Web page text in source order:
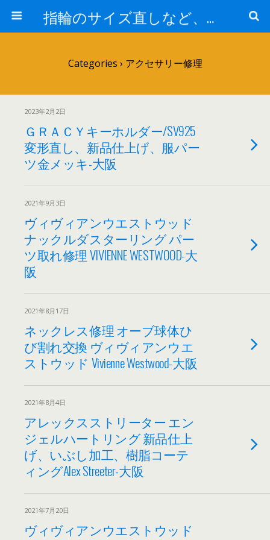
指輪のサイズ直しなど、アクセサリーの修理実例集
Categories › アクセサリー修理
2023年2月2日
ＧＲＡＣＹキーホルダー/SV925
変形直し、新品仕上げ、服パー
ツ金メッキ-大阪
2021年9月3日
ヴィヴィアンウエストウッド
ナックルダスターリング パー
ツ取れ修理 VIVIENNE WESTWOOD-大
阪
2021年8月17日
ネックレス修理 オーブ球体ひ
び割れ交換 ヴィヴィアンウエ
ストウッド Vivienne Westwood-大阪
2021年8月4日
アレックスストリーター エン
ジェルハートリング 新品仕上
げ、いぶし加工、樹脂コーテ
ィングAlex Streeter-大阪
2021年7月20日
ヴィヴィアンウエストウッド